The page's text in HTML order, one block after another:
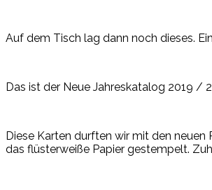
Auf dem Tisch lag dann noch dieses.
Das ist der Neue Jahreskatalog 2019 /
Diese Karten durften wir mit den
das flüsterweiße Papier gestempelt.